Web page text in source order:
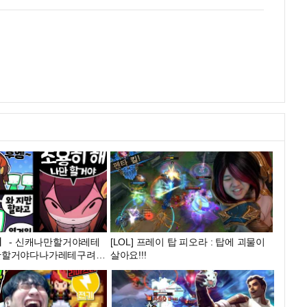
- 신캐나만할거야레테
거야다나가레테구려구
[LOL] 프레이 탑 피오라 : 탑에 괴물이
살아요!!!